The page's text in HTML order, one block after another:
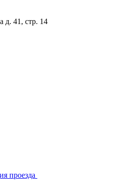
д. 41, стр. 14
проезда